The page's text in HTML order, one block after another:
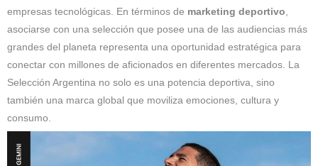
empresas tecnológicas. En términos de marketing deportivo
asociarse con una selección que posee una de las audiencias más
grandes del planeta representa una oportunidad estratégica para
conectar con millones de aficionados en diferentes mercados. La
Selección Argentina no solo es una potencia deportiva, sino
también una marca global que moviliza emociones, cultura y
consumo.